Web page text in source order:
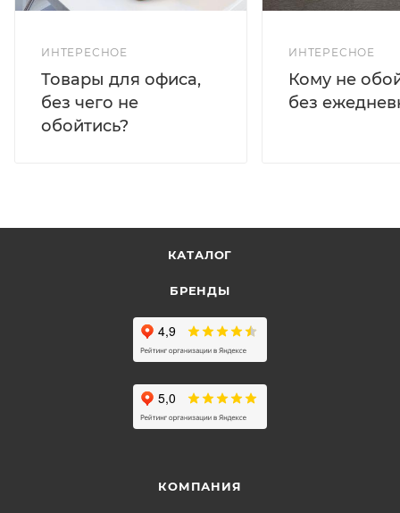
ИНТЕРЕСНОЕ
Товары для офиса,
без чего не
обойтись?
ИНТЕРЕСНОЕ
Кому не
без
КАТАЛОГ
БРЕНДЫ
КОМПАНИЯ